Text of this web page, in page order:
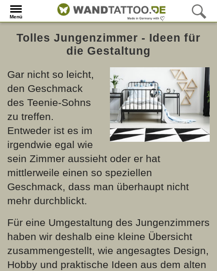
Menü
Tolles Jungenzimmer - Ideen für
die Gestaltung
Gar nicht so leicht,
den Geschmack
des Teenie-Sohns
zu treffen.
Entweder ist es im
irgendwie egal wie
sein Zimmer aussieht oder er hat
mittlerweile einen so speziellen
Geschmack, dass man überhaupt nicht
mehr durchblickt.
Für eine Umgestaltung des Jungenzimmers
haben wir deshalb eine kleine Übersicht
zusammengestellt, wie angesagtes Design,
Hobby und praktische Ideen aus dem alten